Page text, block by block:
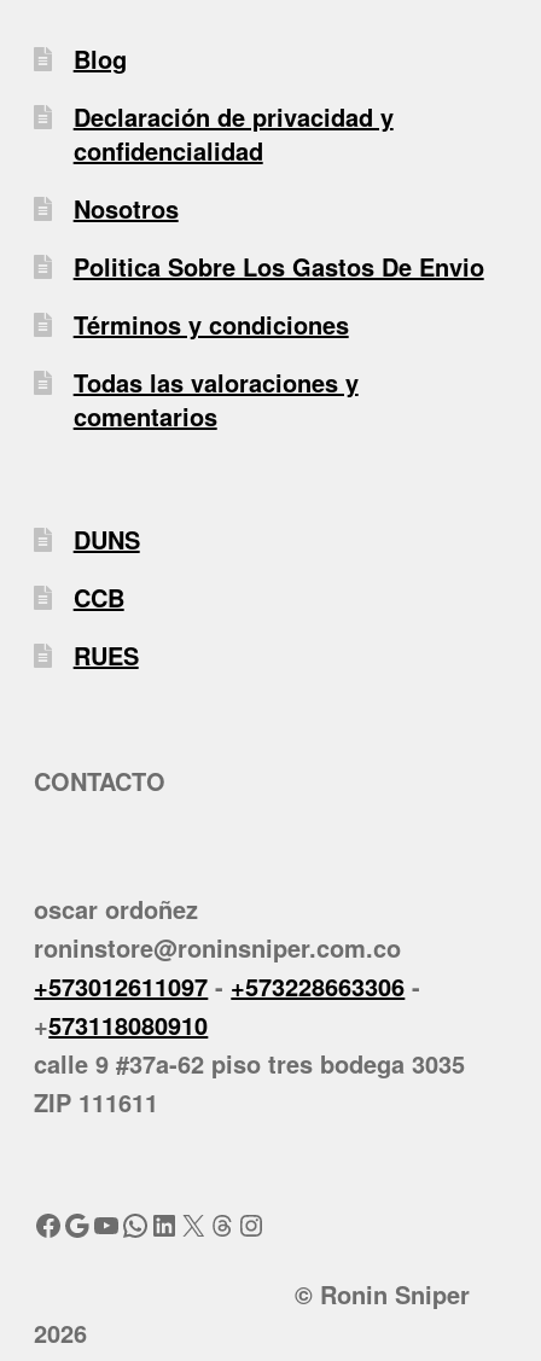
Blog
Declaración de privacidad y
confidencialidad
Nosotros
Politica Sobre Los Gastos De Envio
Términos y condiciones
Todas las valoraciones y
comentarios
DUNS
CCB
RUES
CONTACTO
oscar ordoñez
roninstore@roninsniper.com.co
+573012611097 - +573228663306 -
+573118080910
calle 9 #37a-62 piso tres bodega 3035
ZIP 111611
Facebook
Google
YouTube
WhatsApp
LinkedIn
X Threads
Instagram
© Ronin Sniper
2026